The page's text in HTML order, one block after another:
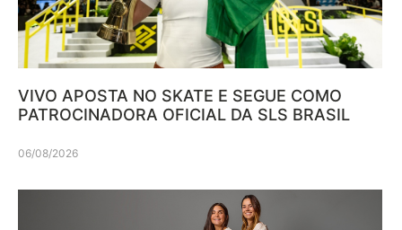
VIVO APOSTA NO SKATE E SEGUE COMO
PATROCINADORA OFICIAL DA SLS BRASIL
06/08/2026